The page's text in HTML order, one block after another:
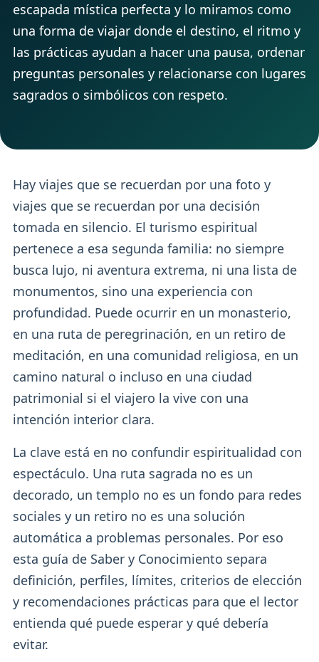
escapada mística perfecta y lo miramos como
una forma de viajar donde el destino, el ritmo y
las prácticas ayudan a hacer una pausa, ordenar
preguntas personales y relacionarse con lugares
sagrados o simbólicos con respeto.
Hay viajes que se recuerdan por una foto y
viajes que se recuerdan por una decisión
tomada en silencio. El turismo espiritual
pertenece a esa segunda familia: no siempre
busca lujo, ni aventura extrema, ni una lista de
monumentos, sino una experiencia con
profundidad. Puede ocurrir en un monasterio,
en una ruta de peregrinación, en un retiro de
meditación, en una comunidad religiosa, en un
camino natural o incluso en una ciudad
patrimonial si el viajero la vive con una
intención interior clara.
La clave está en no confundir espiritualidad con
espectáculo. Una ruta sagrada no es un
decorado, un templo no es un fondo para redes
sociales y un retiro no es una solución
automática a problemas personales. Por eso
esta guía de Saber y Conocimiento separa
definición, perfiles, límites, criterios de elección
y recomendaciones prácticas para que el lector
entienda qué puede esperar y qué debería
evitar.